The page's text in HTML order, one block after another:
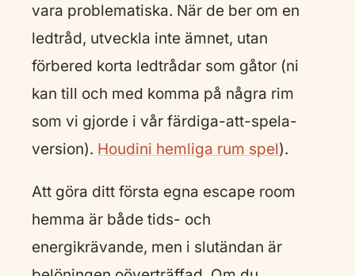
vara problematiska. När de ber om en
ledtråd, utveckla inte ämnet, utan
förbered korta ledtrådar som gåtor (ni
kan till och med komma på några rim
som vi gjorde i vår färdiga-att-spela-
version). Houdini hemliga rum spel).
Att göra ditt första egna escape room
hemma är både tids- och
energikrävande, men i slutändan är